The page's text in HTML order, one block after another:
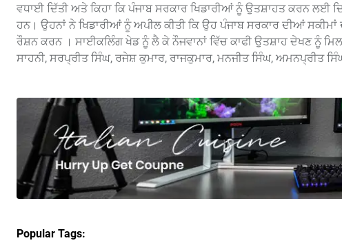
ਵਧਾਈ ਦਿੱਤੀ ਅਤੇ ਕਿਹਾ ਕਿ ਪੰਜਾਬ ਸਰਕਾਰ ਖਿਡਾਰੀਆਂ ਨੂੰ ਉਤਸ਼ਾਹਤ ਕਰਨ
ਹਨ। ਉਹਨਾਂ ਨੇ ਖਿਡਾਰੀਆਂ ਨੂੰ ਅਪੀਲ ਕੀਤੀ ਕਿ ਉਹ ਪੰਜਾਬ ਸਰਕਾਰ ਦੀਆਂ
ਰੌਸ਼ਨ ਕਰਨ । ਸਾਈਕਲਿੰਗ ਖੇਡ ਨੂੰ ਲੈ ਕੇ ਨੌਜਵਾਨਾਂ ਵਿੱਚ ਕਾਫੀ ਉਤਸ਼ਾਹ ਦੇਖਣ ਨੂੰ
ਸਾਹਨੀ, ਸਰਪ੍ਰੀਤ ਸਿੰਘ, ਰਜੇਸ਼ ਕੁਮਾਰ, ਰਾਜਕੁਮਾਰ, ਮਨਜੀਤ ਸਿੰਘ, ਅਮਨਪ੍ਰੀਤ
Popular Tags: